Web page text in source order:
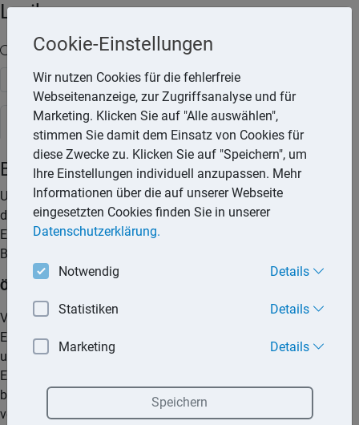
Lexika
Volltext-Suche in den Lexika
Suchen
Rechtslexikon
Beglaubigung
Unter einer Beglaubigung ist die amtliche Bescheinigung über
die Richtigkeit einer Unterschrift oder Abschrift zu verstehen.
Es ist zwischen der öffentlichen und der amtlichen
Beglaubigung zu unterscheiden.
Öffentliche Beglaubigung
Verlangt das Gesetz die öffentliche Beglaubigung einer
Erklärung, dann muss der Text schriftlich abgefasst und
unterschrieben sein, zusätzlich muss die Unterschrift des
Erklärenden von einem Notar beglaubigt werden. Damit
bestätigt der Notar, dass eine Unterschrift in seiner Gegenwart
vollzogen oder anerkannt worden ist und dass es sich bei
Cookie-Einstellungen
Wir nutzen Cookies für die fehlerfreie
Webseitenanzeige, zur Zugriffsanalyse und für
Marketing. Klicken Sie auf "Alle auswählen",
stimmen Sie damit dem Einsatz von Cookies für
diese Zwecke zu. Klicken Sie auf "Speichern", um
Ihre Einstellungen individuell anzupassen. Mehr
Informationen über die auf unserer Webseite
eingesetzten Cookies finden Sie in unserer
Datenschutzerklärung.
Notwendig Details
Statistiken Details
Marketing Details
Speichern